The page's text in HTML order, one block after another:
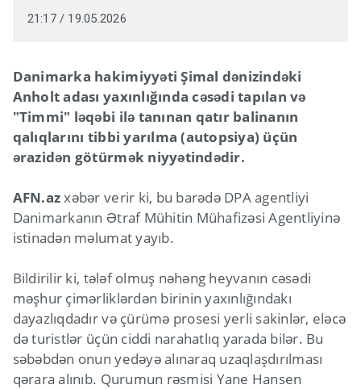
21:17 / 19.05.2026
Danimarka hakimiyyəti Şimal dənizindəki
Anholt adası yaxınlığında cəsədi tapılan və
"Timmi" ləqəbi ilə tanınan qatır balinanın
qalıqlarını tibbi yarılma (autopsiya) üçün
ərazidən götürmək niyyətindədir.
AFN.azxəbər verir ki, bu barədə DPA agentliyi
Danimarkanın Ətraf Mühitin Mühafizəsi Agentliyinə
istinadən məlumat yayıb.
Bildirilir ki, tələf olmuş nəhəng heyvanın cəsədi
məşhur çimərliklərdən birinin yaxınlığındakı
dayazlıqdadır və çürümə prosesi yerli sakinlər, eləcə
də turistlər üçün ciddi narahatlıq yarada bilər. Bu
səbəbdən onun yedəyə alınaraq uzaqlaşdırılması
qərara alınıb. Qurumun rəsmisi Yane Hansen